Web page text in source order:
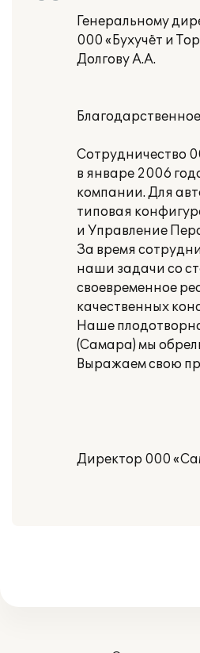
Генеральному
000 «Бухучёт и
Долгову А.А.
Сотрудничество
в январе 2006
компании. Для
типовая
и Управление
За время
наши задачи со
своевременное
качественных
Наше
(Самара) мы
Выражаем свою
Директор 000